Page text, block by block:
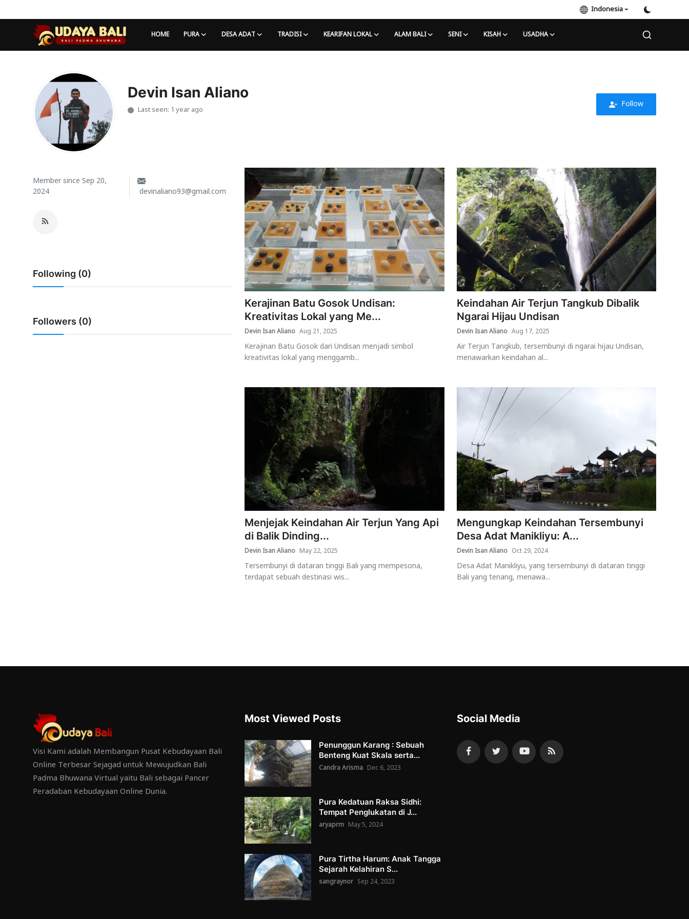
Indonesia
HOME PURA DESA ADAT TRADISI KEARIFAN LOKAL ALAM BALI SENI KISAH USADHA
Desa Adat
Alam Bali
Indonesia
Devin Isan Aliano
Last seen: 1 year ago Follow
Member since Sep 20,
2024 devinaliano93@gmail.com
Following (0)
Followers (0)
Kerajinan Batu Gosok Undisan:
Kreativitas Lokal yang Me...
Devin Isan Aliano Aug 21, 2025
Kerajinan Batu Gosok dari Undisan menjadi simbol
kreativitas lokal yang menggamb...
Keindahan Air Terjun Tangkub Dibalik
Ngarai Hijau Undisan
Devin Isan Aliano Aug 17, 2025
Air Terjun Tangkub, tersembunyi di ngarai hijau Undisan,
menawarkan keindahan al...
Menjejak Keindahan Air Terjun Yang Api
di Balik Dinding...
Devin Isan Aliano May 22, 2025
Tersembunyi di dataran tinggi Bali yang mempesona,
terdapat sebuah destinasi wis...
Mengungkap Keindahan Tersembunyi
Desa Adat Manikliyu: A...
Devin Isan Aliano Oct 29, 2024
Desa Adat Manikliyu, yang tersembunyi di dataran tinggi
Bali yang tenang, menawa...
Visi Kami adalah Membangun Pusat Kebudayaan Bali
Online Terbesar Sejagad untuk Mewujudkan Bali
Padma Bhuwana Virtual yaitu Bali sebagai Pancer
Peradaban Kebudayaan Online Dunia.
Most Viewed Posts
Penunggun Karang : Sebuah
Benteng Kuat Skala serta...
Candra Arisma Dec 6, 2023
Pura Kedatuan Raksa Sidhi:
Tempat Penglukatan di J...
aryaprm May 5, 2024
Pura Tirtha Harum: Anak Tangga
Sejarah Kelahiran S...
sangraynor Sep 24, 2023
Social Media